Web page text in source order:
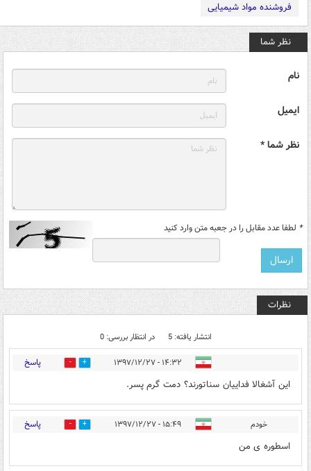
فروشنده مواد شیمیایی
نظر شما
نام
ایمیل
نظر شما *
* لطفا عدد مقابل را در جعبه متن وارد کنید
نظرات
انتشار یافته: 5 در انتظار بررسی: 0
۱۴:۳۲ - ۱۳۹۷/۱۲/۲۷ 49 پاسخ
این آشغالا فداییان سناتورند؟ دمت گرم پسر.
خودم ۱۵:۴۹ - ۱۳۹۷/۱۲/۲۷ 29 پاسخ
اسطوره ی من